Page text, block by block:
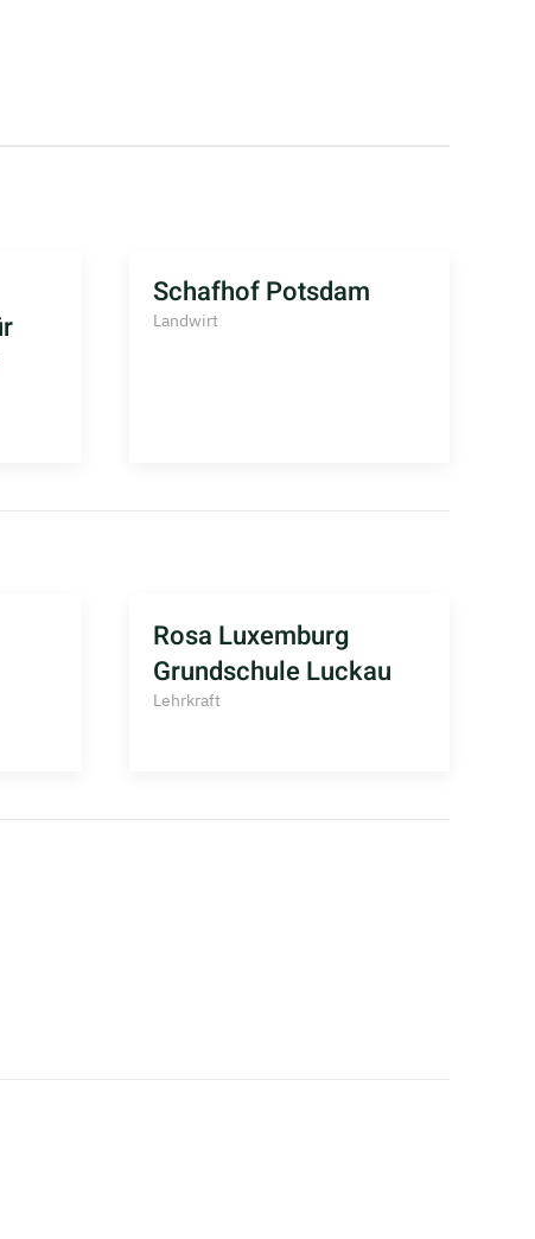
Schafhof Potsdam
Landwirt
Rosa Luxemburg
Grundschule Luckau
Lehrkraft